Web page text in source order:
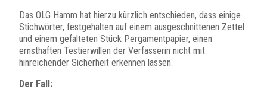
Das OLG Hamm hat hierzu kürzlich entschieden, dass einige
Stichwörter, festgehalten auf einem ausgeschnittenen Zettel
und einem gefalteten Stück Pergamentpapier, einen
ernsthaften Testierwillen der Verfasserin nicht mit
hinreichender Sicherheit erkennen lassen.
Der Fall: